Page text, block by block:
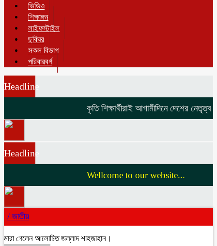
ভিডিও
শিক্ষাঙ্গন
লাইফস্টাইল
ছবিঘর
সকল বিভাগ
পরিবারবর্গ
Headline
কৃতি শিক্ষার্থীরাই আগামীদিনে দেশের নেতৃত্ব
Headline
Wellcome to our website...
/ জাতীয়
মারা গেলেন আলোচিত জল্লাদ শাহজাহান।